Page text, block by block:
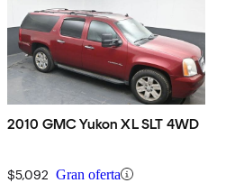
2010 GMC Yukon XL SLT 4WD
$5,092 Gran oferta